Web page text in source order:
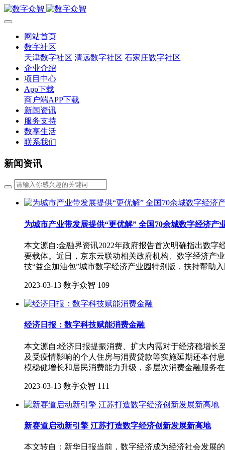
网站首页
数字社区
天津数字社区 清远数字社区 石家庄数字社区
企业介绍
项目中心
App下载
商户端APP下载
新闻资讯
服务支持
数享生活
联系我们
新闻资讯
为城市产业带发展提供“更优解” 全国70余城数字经济产
本文源自:金融界资讯2022年政府报告首次明确指出数
要载体。近日，京东云联动相关政府机构、数字经济产
技“益企加油包”城市数字经济产业园特别版，扶持帮助
2023-03-13 数字众智 109
经济日报：数字科技赋能消费金融
本文源自:经济日报提振消费、扩大内需对于经济稳增长
及受疫情影响的个人住房与消费贷款等实施延期还本付
模稳健增长和居民消费能力升级，多层次消费金融服务
2023-03-13 数字众智 111
新赛道启动新引擎 江苏打造数字经济创新发展新高地
本文转自：新华日报当前，数字经济成为经济社会发展